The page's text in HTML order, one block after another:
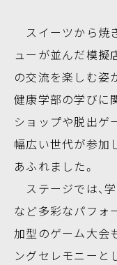
スイーツから焼
ューが並んだ模擬
の交流を楽しむ姿
健康学部の学びに
ショップや脱出ゲ
幅広い世代が参加
あふれました。
ステージでは、
など多彩なパフォ
加型のゲーム大会
ングセレモニーと